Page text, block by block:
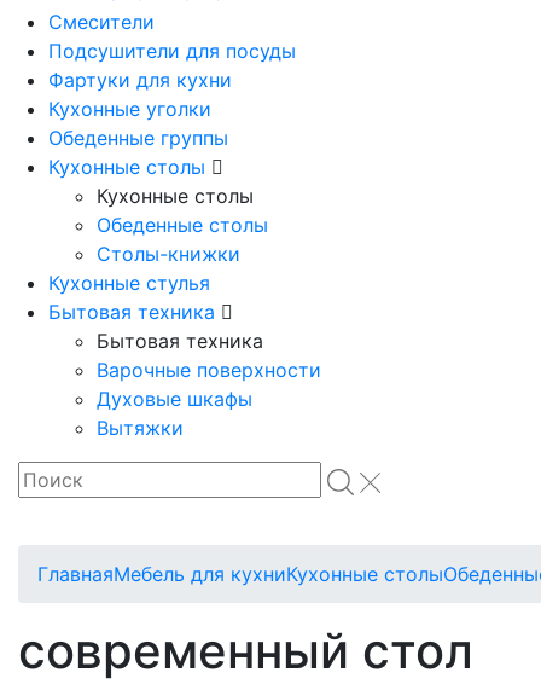
Смесители
Подсушители для посуды
Фартуки для кухни
Кухонные уголки
Обеденные группы
Кухонные столы
Кухонные столы
Обеденные столы
Столы-книжки
Кухонные стулья
Бытовая техника
Бытовая техника
Варочные поверхности
Духовые шкафы
Вытяжки
ГлавнаяМебель для кухниКухонные столы
современный стол